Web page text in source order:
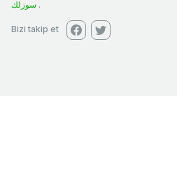
سوزلك .
Bizi takip et